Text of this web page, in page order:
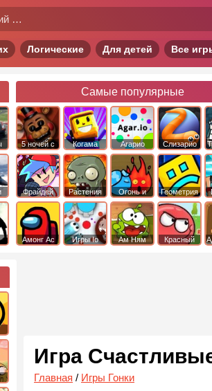
Логические Для детей Все
Самые популярные
5 ночей с
фредди
Когама Агарио Слизарио
Фрайдей
Найт
Фанкин
Растения
против
Зомби
Огонь и
Вода
Геометрия
Даш
Амонг Ас Игры Io Ам Ням
Красный
Игра
Главная / Игры Гонки